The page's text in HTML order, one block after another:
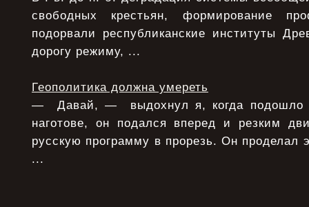
свободных крестьян, формирование
подорвали республиканские институты
дорогу режиму, ...
Геополитика должна умереть
— Давай, — выдохнул я, когда подошло
наготове, он подался вперед и резким
русскую программу в прорезь. Он проделал
...